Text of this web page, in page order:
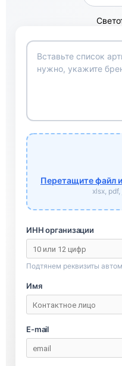
Перетащите файл
xlsx,
ИНН организации
Подтянем реквизиты
Имя
E-mail